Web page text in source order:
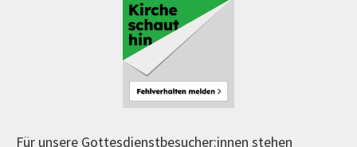
Für unsere Gottesdienstbesucher:innen stehen